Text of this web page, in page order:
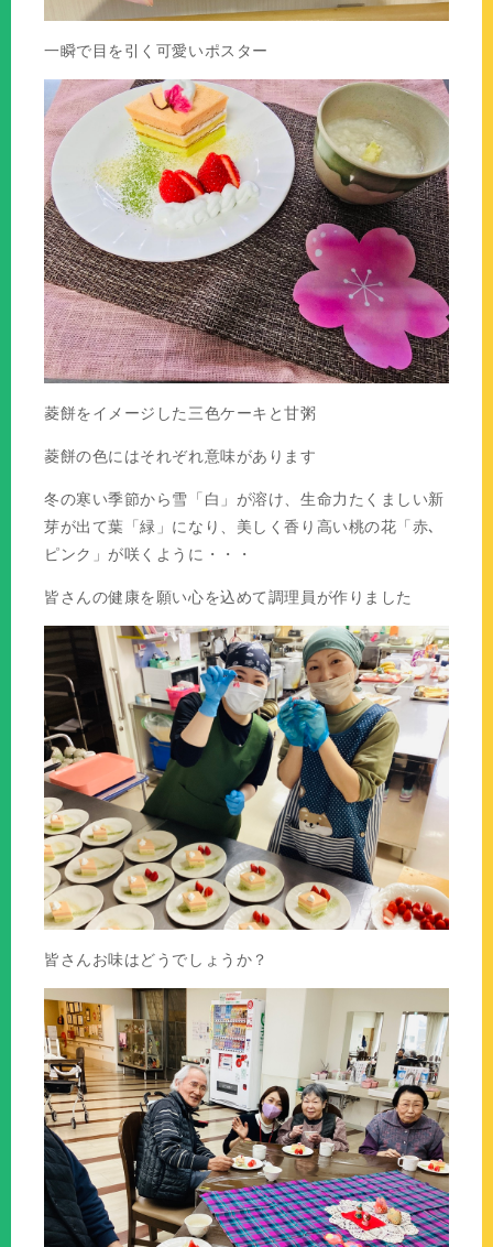
一瞬で目を引く可愛いポスター
菱餅をイメージした三色ケーキと甘粥
菱餅の色にはそれぞれ意味があります
冬の寒い季節から雪「白」が溶け、生命力たくましい新
芽が出て葉「緑」になり、美しく香り高い桃の花「赤､
ピンク」が咲くように・・・
皆さんの健康を願い心を込めて調理員が作りました
皆さんお味はどうでしょうか？